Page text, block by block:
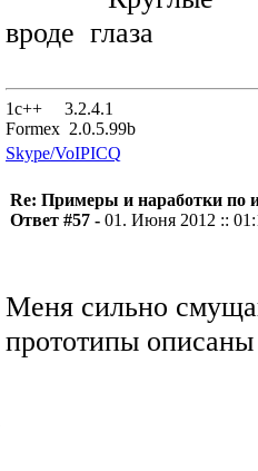
вроде
1с++ 3.2.4.1
Formex 2.0.5.99b
Skype/VoIPICQ
Re: Примеры и наработки по
Ответ #57 - 01. Июня 2012 ::
Меня сильно
прототипы описаны